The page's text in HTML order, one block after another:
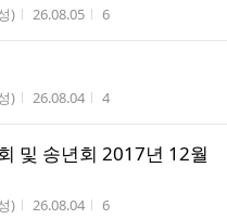
) 작성시간
26.08.05 조회수
6
) 작성시간
26.08.04 조회수
4
및 송년회 2017년 12월
) 작성시간
26.08.04 조회수
6